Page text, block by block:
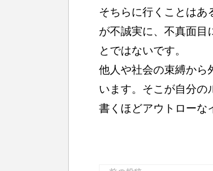
そちらに行くことはあ
が不誠実に、不真面目
とではないです。
他人や社会の束縛から
います。そこが自分の
書くほどアウトローな